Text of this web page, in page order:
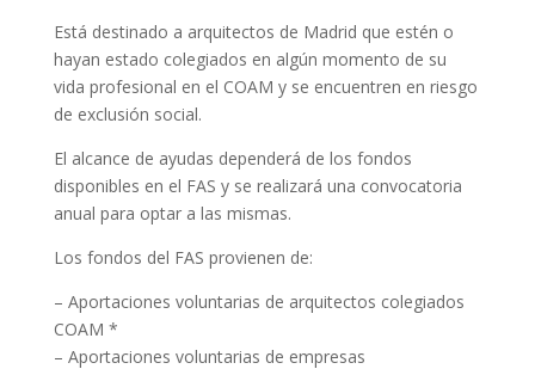
Está destinado a arquitectos de Madrid que estén o
hayan estado colegiados en algún momento de su
vida profesional en el COAM y se encuentren en riesgo
de exclusión social.
El alcance de ayudas dependerá de los fondos
disponibles en el FAS y se realizará una convocatoria
anual para optar a las mismas.
Los fondos del FAS provienen de:
– Aportaciones voluntarias de arquitectos colegiados
COAM *
– Aportaciones voluntarias de empresas